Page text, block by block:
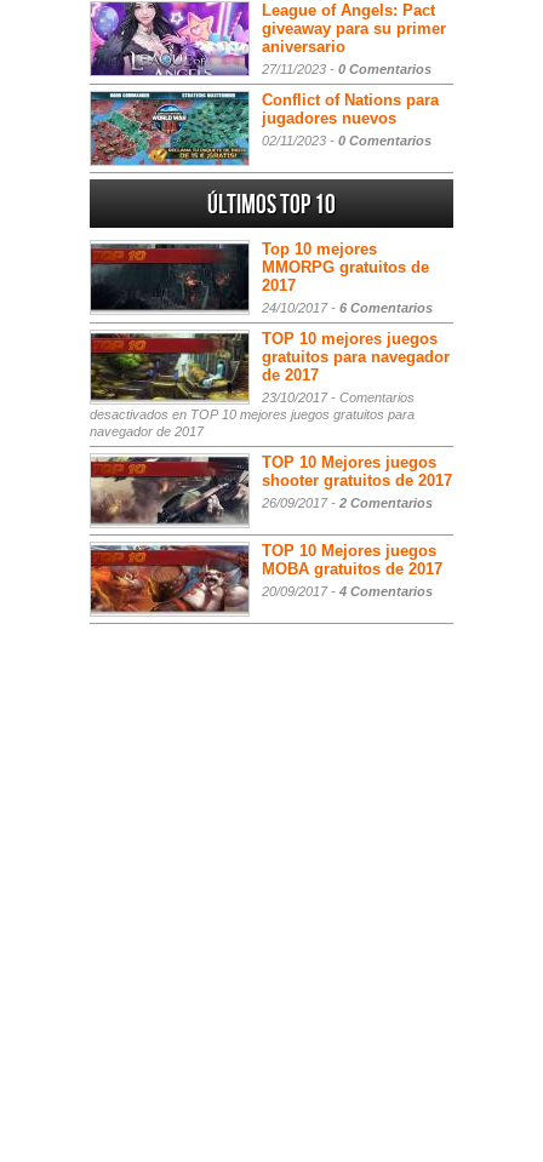
League of Angels: Pact
giveaway para su primer
aniversario
27/11/2023 - 0 Comentarios
Conflict of Nations para
jugadores nuevos
02/11/2023 - 0 Comentarios
Últimos Top 10
Top 10 mejores
MMORPG gratuitos de
2017
24/10/2017 - 6 Comentarios
TOP 10 mejores juegos
gratuitos para navegador
de 2017
23/10/2017 - Comentarios
desactivados en TOP 10 mejores juegos gratuitos para
navegador de 2017
TOP 10 Mejores juegos
shooter gratuitos de 2017
26/09/2017 - 2 Comentarios
TOP 10 Mejores juegos
MOBA gratuitos de 2017
20/09/2017 - 4 Comentarios